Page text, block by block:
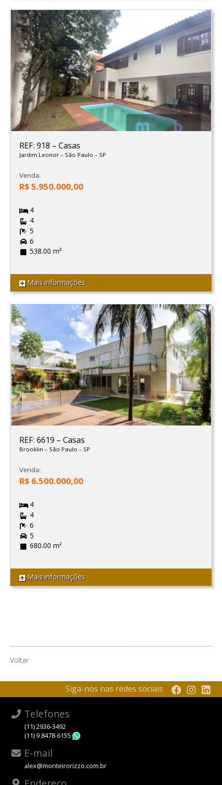
REF: 918 – Casas
Jardim Leonor – São Paulo – SP
Venda:
R$ 5.950.000,00
4
4
5
6
538.00 m²
Mais informações
REF: 6619 – Casas
Brooklin – São Paulo – SP
Venda:
R$ 6.500.000,00
4
4
6
5
680.00 m²
Mais informações
Voltar
Siga-nos nas redes sociais
Telefones
(11) 2936-3492
(11) 9 8478-6155
E-mail
alex@monteirorizzo.com.br